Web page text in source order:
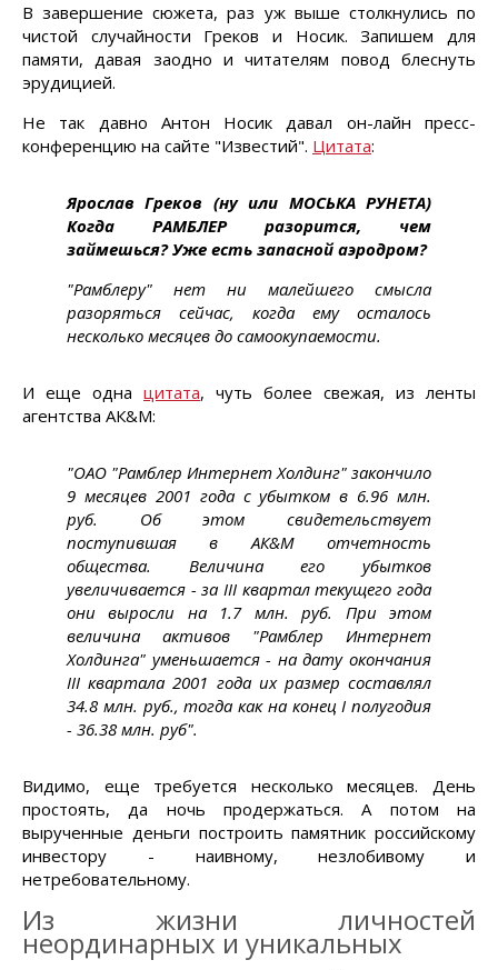
В завершение сюжета, раз уж выше столкнулись по
чистой случайности Греков и Носик. Запишем для
памяти, давая заодно и читателям повод блеснуть
эрудицией.
Не так давно Антон Носик давал он-лайн пресс-
конференцию на сайте "Известий". Цитата:
Ярослав Греков (ну или МОСЬКА РУНЕТА)
Когда РАМБЛЕР разорится, чем
займешься? Уже есть запасной аэродром?
"Рамблеру" нет ни малейшего смысла
разоряться сейчас, когда ему осталось
несколько месяцев до самоокупаемости.
И еще одна цитата, чуть более свежая, из ленты
агентства АК&М:
"ОАО "Рамблер Интернет Холдинг" закончило
9 месяцев 2001 года с убытком в 6.96 млн.
руб. Об этом свидетельствует
поступившая в АК&М отчетность
общества. Величина его убытков
увеличивается - за III квартал текущего года
они выросли на 1.7 млн. руб. При этом
величина активов "Рамблер Интернет
Холдинга" уменьшается - на дату окончания
III квартала 2001 года их размер составлял
34.8 млн. руб., тогда как на конец I полугодия
- 36.38 млн. руб".
Видимо, еще требуется несколько месяцев. День
простоять, да ночь продержаться. А потом на
вырученные деньги построить памятник российскому
инвестору - наивному, незлобивому и
нетребовательному.
Из жизни личностей
неординарных и уникальных